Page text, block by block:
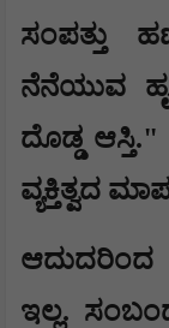
ಸಂಪತ್ತು
ನೆನೆಯುವ
ದೊಡ್ಡ
ವ್ಯಕ್ತಿತ್ವದ
ಆದುದರಿಂದ
ಇಲ್ಲ.